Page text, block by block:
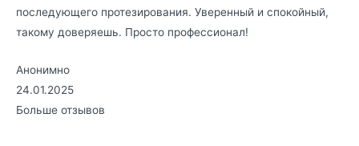
последующего протезирования. Уверенный и спокойный,
такому доверяешь. Просто профессионал!
Анонимно
24.01.2025
Больше отзывов